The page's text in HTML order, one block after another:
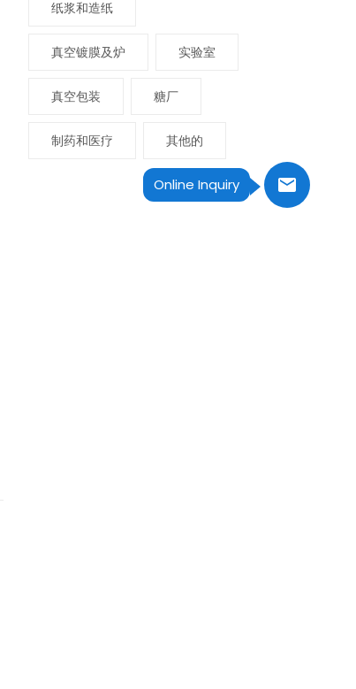
Online Inquiry
纸浆和造纸
真空镀膜及炉 实验室
真空包装 糖厂
制药和医疗 其他的